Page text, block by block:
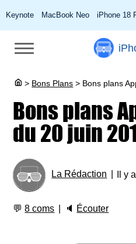
Keynote MacBook Neo iPhone 18
> Bons Plans > Bons plans
Bons plans
du 20 juin
La Rédaction Il y
💬8 coms 🔈 Écouter